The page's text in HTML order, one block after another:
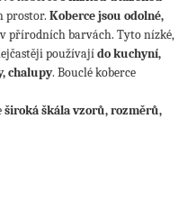
prostor.Koberce jsou odolné,
v přírodních barvách. Tyto nízké,
používajído kuchyní,
chalupy. Bouclé koberce
široká škála vzorů, rozměrů,